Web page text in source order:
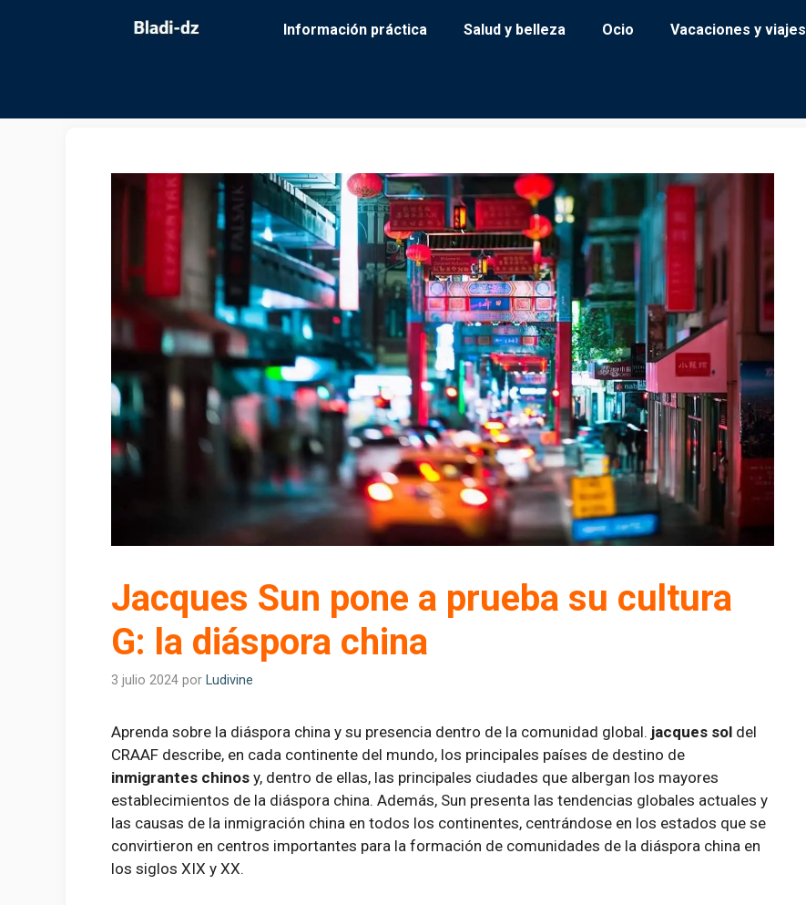
Información práctica Salud y belleza Ocio Vacaciones y viajes
Jacques Sun pone a prueba su cultura
G: la diáspora china
3 julio 2024 por Ludivine
Aprenda sobre la diáspora china y su presencia dentro de la comunidad global. jacques sol del
CRAAF describe, en cada continente del mundo, los principales países de destino de
inmigrantes chinos y, dentro de ellas, las principales ciudades que albergan los mayores
establecimientos de la diáspora china. Además, Sun presenta las tendencias globales actuales y
las causas de la inmigración china en todos los continentes, centrándose en los estados que se
convirtieron en centros importantes para la formación de comunidades de la diáspora china en
los siglos XIX y XX.